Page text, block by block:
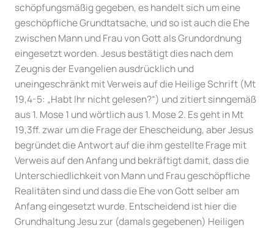
schöpfungsmäßig gegeben, es handelt sich um eine
geschöpfliche Grundtatsache, und so ist auch die Ehe
zwischen Mann und Frau von Gott als Grundordnung
eingesetzt worden. Jesus bestätigt dies nach dem
Zeugnis der Evangelien ausdrücklich und
uneingeschränkt mit Verweis auf die Heilige Schrift (Mt
19,4-5: „Habt Ihr nicht gelesen?“) und zitiert sinngemäß
aus 1. Mose 1 und wörtlich aus 1. Mose 2. Es geht in Mt
19,3ff. zwar um die Frage der Ehescheidung, aber Jesus
begründet die Antwort auf die ihm gestellte Frage mit
Verweis auf den Anfang und bekräftigt damit, dass die
Unterschiedlichkeit von Mann und Frau geschöpfliche
Realitäten sind und dass die Ehe von Gott selber am
Anfang eingesetzt wurde. Entscheidend ist hier die
Grundhaltung Jesu zur (damals gegebenen) Heiligen